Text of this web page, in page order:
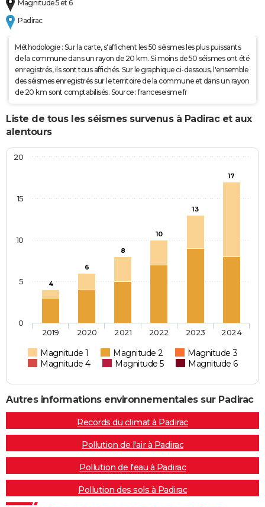
Magnitude 5 et 6
Padirac
Méthodologie : Sur la carte, s'affichent les 50 séismes les plus puissants
de la commune dans un rayon de 20 km. Si moins de 50 séismes ont été
enregistrés, ils sont tous affichés. Sur le graphique ci-dessous, l'ensemble
des séismes enregistrés sur le territoire de la commune et dans un rayon
de 20 km sont comptabilisés. Source : franceseisme.fr
Liste de tous les séismes survenus à Padirac et aux
alentours
4
6
8
10
13
17
Magnitude 1 Magnitude 2
Magnitude 3
Magnitude 4
Magnitude 5 Magnitude 6
2019 2020 2021 2022 2023 2024
0
5
10
15
20
Autres informations environnementales sur Padirac
Records du climat à Padirac
Pollution de l'air à Padirac
Pollution de l'eau à Padirac
Pollution des sols à Padirac